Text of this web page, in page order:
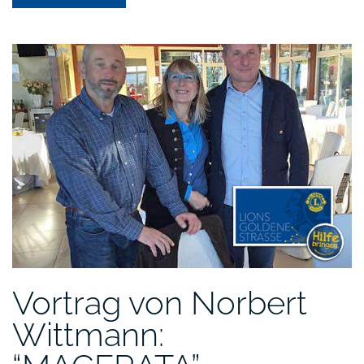
von
Märtin:
„LIONS
QUEST“”
Vortrag von Norbert
Wittmann: